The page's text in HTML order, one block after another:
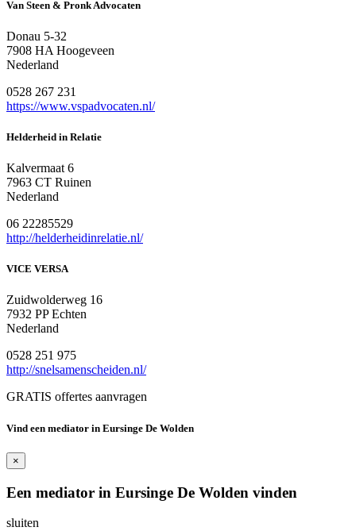
Van Steen & Pronk Advocaten
Donau 5-32
7908 HA Hoogeveen
Nederland
0528 267 231
https://www.vspadvocaten.nl/
Helderheid in Relatie
Kalvermaat 6
7963 CT Ruinen
Nederland
06 22285529
http://helderheidinrelatie.nl/
VICE VERSA
Zuidwolderweg 16
7932 PP Echten
Nederland
0528 251 975
http://snelsamenscheiden.nl/
GRATIS offertes aanvragen
Vind een mediator in Eursinge De Wolden
×
Een mediator in Eursinge De Wolden vinden
sluiten